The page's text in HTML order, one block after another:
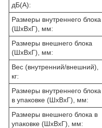
дБ(А):
Размеры внутреннего блока
(ШхВхГ), мм:
Размеры внешнего блока
(ШхВхГ), мм:
Вес (внутренний/внешний),
кг:
Размеры внутреннего блока
в упаковке (ШхВхГ), мм:
Размеры внешнего блока в
упаковке (ШхВхГ), мм: